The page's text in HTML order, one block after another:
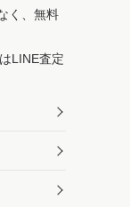
く、無料
LINE査定